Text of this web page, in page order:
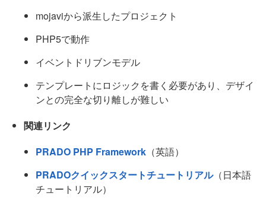
mojaviから派生したプロジェクト
PHP5で動作
イベントドリブンモデル
テンプレートにロジックを書く必要があり、デザイ
ンとの完全な切り離しが難しい
関連リンク
PRADO PHP Framework （英語）
PRADOクイックスタートチュートリアル（日本語
チュートリアル）